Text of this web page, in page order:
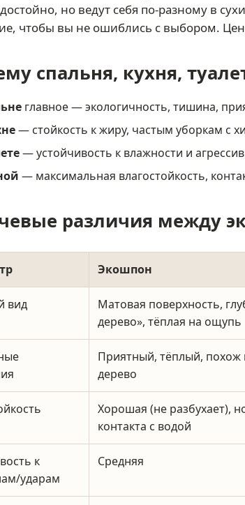
но ведут себя по-разному в
чтобы вы не ошиблись с выбором.
спальня, кухня,
главное — экологичность, тишина,
— стойкость к жиру, частым уборкам с
— устойчивость к влажности и
— максимальная влагостойкость,
различия между
Экошпон
вид
Матовая поверхность,
дерево», тёплая на ощупь
Приятный, тёплый, похож
дерево
Хорошая (не разбухает),
контакта с водой
к
ударам
Средняя